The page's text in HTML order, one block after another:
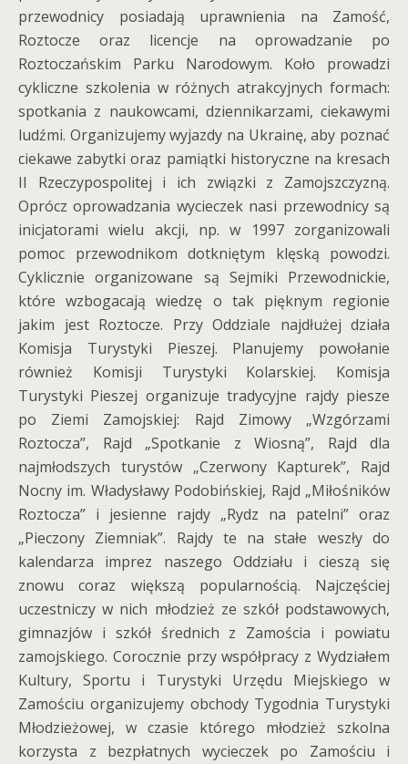
przewodnicy posiadają uprawnienia na Zamość,
Roztocze oraz licencje na oprowadzanie po
Roztoczańskim Parku Narodowym. Koło prowadzi
cykliczne szkolenia w różnych atrakcyjnych formach:
spotkania z naukowcami, dziennikarzami, ciekawymi
ludźmi. Organizujemy wyjazdy na Ukrainę, aby poznać
ciekawe zabytki oraz pamiątki historyczne na kresach
II Rzeczypospolitej i ich związki z Zamojszczyzną.
Oprócz oprowadzania wycieczek nasi przewodnicy są
inicjatorami wielu akcji, np. w 1997 zorganizowali
pomoc przewodnikom dotkniętym klęską powodzi.
Cyklicznie organizowane są Sejmiki Przewodnickie,
które wzbogacają wiedzę o tak pięknym regionie
jakim jest Roztocze. Przy Oddziale najdłużej działa
Komisja Turystyki Pieszej. Planujemy powołanie
również Komisji Turystyki Kolarskiej. Komisja
Turystyki Pieszej organizuje tradycyjne rajdy piesze
po Ziemi Zamojskiej: Rajd Zimowy „Wzgórzami
Roztocza”, Rajd „Spotkanie z Wiosną”, Rajd dla
najmłodszych turystów „Czerwony Kapturek”, Rajd
Nocny im. Władysławy Podobińskiej, Rajd „Miłośników
Roztocza” i jesienne rajdy „Rydz na patelni” oraz
„Pieczony Ziemniak”. Rajdy te na stałe weszły do
kalendarza imprez naszego Oddziału i cieszą się
znowu coraz większą popularnością. Najczęściej
uczestniczy w nich młodzież ze szkół podstawowych,
gimnazjów i szkół średnich z Zamościa i powiatu
zamojskiego. Corocznie przy współpracy z Wydziałem
Kultury, Sportu i Turystyki Urzędu Miejskiego w
Zamościu organizujemy obchody Tygodnia Turystyki
Młodzieżowej, w czasie którego młodzież szkolna
korzysta z bezpłatnych wycieczek po Zamościu i